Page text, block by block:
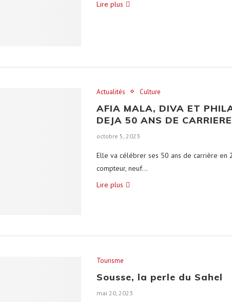
Lire plus
Actualités Culture
AFIA MALA, DIVA ET
DEJA 50 ANS DE CARRIERE
octobre 5, 2023
Elle va célébrer ses 50 ans de carrière en
compteur, neuf…
Lire plus
Tourisme
Sousse, la perle du Sahel
mai 20, 2023